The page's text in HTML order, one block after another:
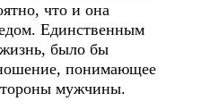
что и она
Единственным
было бы
понимающее
мужчины.